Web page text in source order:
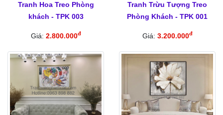
Tranh Hoa Treo Phòng
khách - TPK 003
Giá: 2.800.000đ
Tranh Trừu Tượng Treo
Phòng Khách - TPK 001
Giá: 3.200.000đ